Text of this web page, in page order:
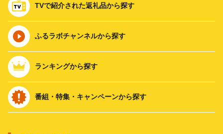
TVで紹介された返礼品から探す
ふるラボチャンネルから探す
ランキングから探す
番組・特集・キャンペーンから探す